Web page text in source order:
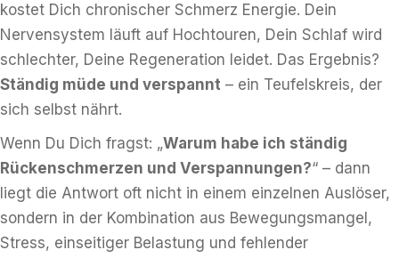
kostet Dich chronischer Schmerz Energie. Dein
Nervensystem läuft auf Hochtouren, Dein Schlaf wird
schlechter, Deine Regeneration leidet. Das Ergebnis?
Ständig müde und verspannt – ein Teufelskreis, der
sich selbst nährt.
Wenn Du Dich fragst: „Warum habe ich ständig
Rückenschmerzen und Verspannungen?“ – dann
liegt die Antwort oft nicht in einem einzelnen Auslöser,
sondern in der Kombination aus Bewegungsmangel,
Stress, einseitiger Belastung und fehlender